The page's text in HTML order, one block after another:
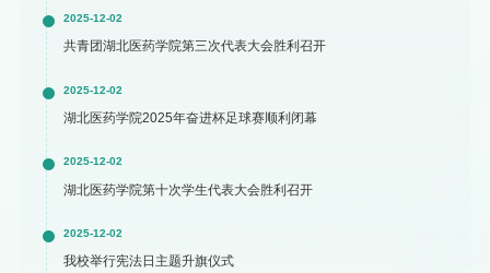
2025-12-02
共青团湖北医药学院第三次代表大会胜利召开
2025-12-02
湖北医药学院2025年奋进杯足球赛顺利闭幕
2025-12-02
湖北医药学院第十次学生代表大会胜利召开
2025-12-02
我校举行宪法日主题升旗仪式